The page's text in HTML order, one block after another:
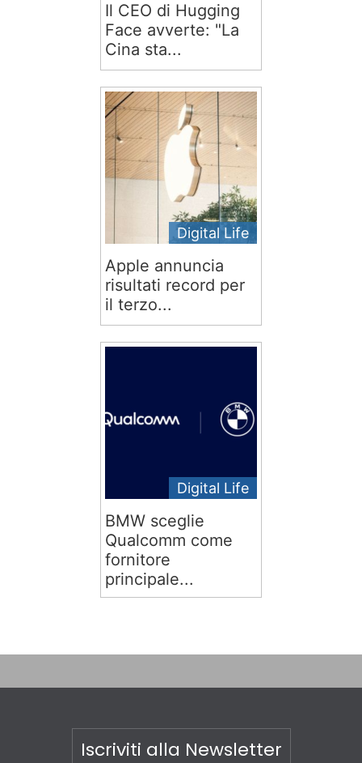
Il CEO di Hugging
Face avverte: "La
Cina sta...
Digital Life
Apple annuncia
risultati record per
il terzo...
Digital Life
BMW sceglie
Qualcomm come
fornitore
principale...
Iscriviti alla Newsletter